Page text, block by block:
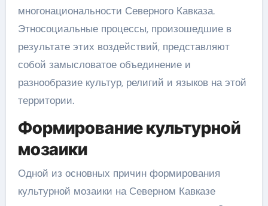
многонациональности Северного Кавказа.
Этносоциальные процессы, произошедшие в
результате этих воздействий, представляют
собой замысловатое объединение и
разнообразие культур, религий и языков на этой
территории.
Формирование культурной
мозаики
Одной из основных причин формирования
культурной мозаики на Северном Кавказе